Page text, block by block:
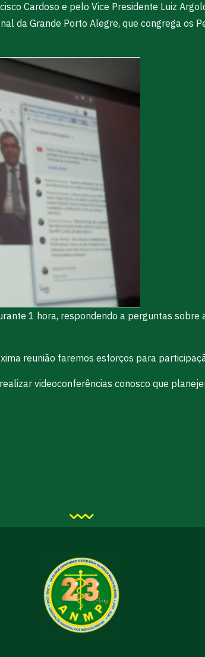
Cardoso e pelo Vice Presidente Luiz
da Grande Porto Alegre, que congrega os
1 hora, respondendo a perguntas sobre
reunião faremos esforços para
videoconferências conosco que